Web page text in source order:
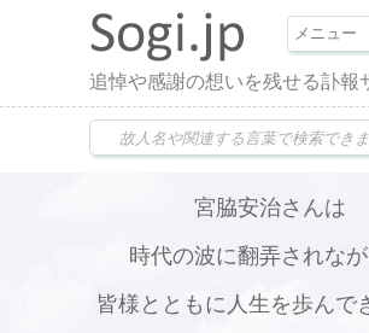
追悼や感謝の想いを残せる訃報
宮脇安治さんは
時代の波に翻弄されな
皆様とともに人生を歩んで